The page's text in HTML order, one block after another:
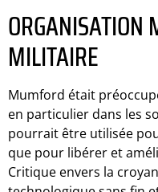
ORGANISATION
MILITAIRE
Mumford était
en particulier dans les
pourrait être utilisée
que pour libérer et
Critique envers la